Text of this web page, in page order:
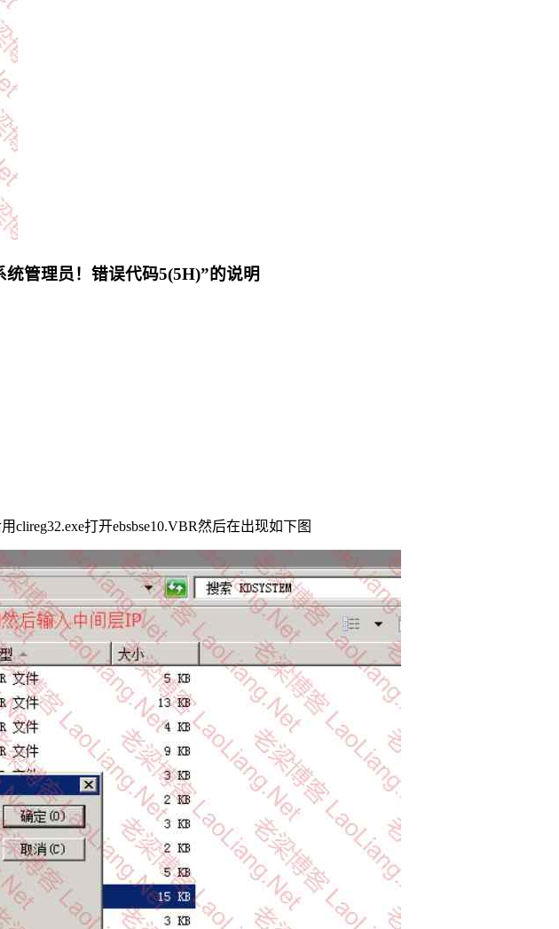
管理员！错误代码5(5H)”的说明
clireg32.exe打开ebsbse10.VBR然后在出现如下图